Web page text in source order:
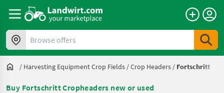
Browse offers
/ Harvesting Equipment Crop Fields /Crop Headers / Fortschritt
Buy Fortschritt Cropheaders new or used